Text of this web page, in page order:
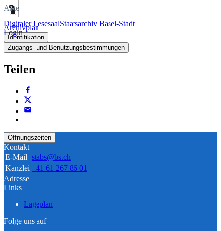
Digitaler LesesaalStaatsarchiv Basel-Stadt
Login
Akte
Archivplan
Identifikation
Zugangs- und Benutzungsbestimmungen
Teilen
Öffnungszeiten
Kontakt
E-Mail stabs@bs.ch
Kanzlei +41 61 267 86 01
Adresse
Links
Lageplan
Folge uns auf